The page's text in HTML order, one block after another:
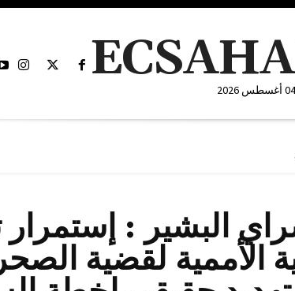
04 أغسطس 2026
البشير : إستمرار
الأممية لقضية